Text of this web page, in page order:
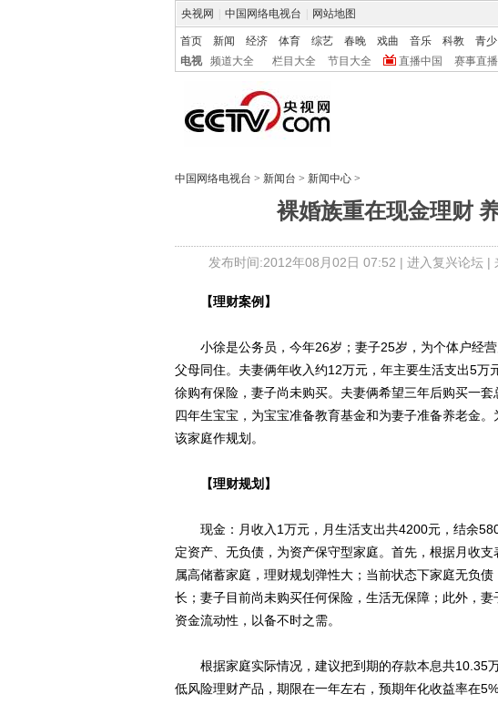
央视网 中国网络电视台 网站地图
首页 新闻 经济 体育 综艺 春晚 戏曲 音乐 科教 青少
电视
频道大全 栏目大全 节目大全 直播中国 赛事直播
中国网络电视台 > 新闻台 > 新闻中心 >
裸婚族重在现金理财
发布时间:2012年08月02日 07:52 | 进入复兴论坛|
【理财案例】
小徐是公务员，今年26岁；妻子25岁，为个体户经营
父母同住。夫妻俩年收入约12万元，年主要生活支出5
徐购有保险，妻子尚未购买。夫妻俩希望三年后购买一
四年生宝宝，为宝宝准备教育基金和为妻子准备养老金
该家庭作规划。
【理财规划】
现金：月收入1万元，月生活支出共4200元，结余
定资产、无负债，为资产保守型家庭。首先，根据月收
属高储蓄家庭，理财规划弹性大；当前状态下家庭无负
长；妻子目前尚未购买任何保险，生活无保障；此外，
资金流动性，以备不时之需。
根据家庭实际情况，建议把到期的存款本息共10.35
低风险理财产品，期限在一年左右，预期年化收益率在